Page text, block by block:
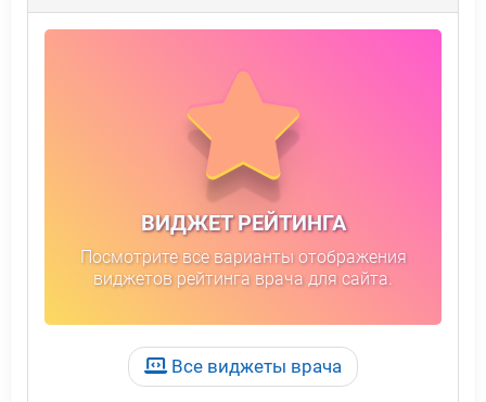
ВИДЖЕТ РЕЙТИНГА
Посмотрите все варианты отображения
виджетов рейтинга врача для сайта.
Все виджеты врача